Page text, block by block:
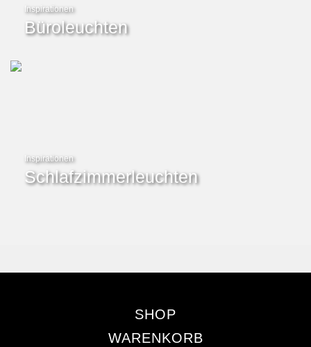
Inspirationen
Büroleuchten
Inspirationen
Schlafzimmerleuchten
SHOP
WARENKORB